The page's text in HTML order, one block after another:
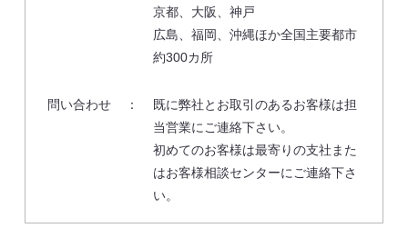
京都、大阪、神戸
広島、福岡、沖縄ほか全国主要都市
約300カ所
問い合わせ ：
既に弊社とお取引のあるお客様は担
当営業にご連絡下さい。
初めてのお客様は最寄りの支社また
はお客様相談センターにご連絡下さ
い。